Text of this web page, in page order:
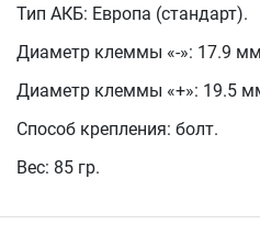
Тип АКБ: Европа (стандарт).
Диаметр клеммы «-»: 17.9
Диаметр клеммы «+»: 19.5
Способ крепления: болт.
Вес: 85 гр.